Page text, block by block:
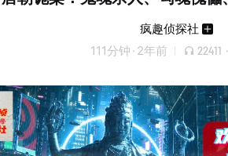
疯趣侦探社
111分钟 · 2年前 22411 ·